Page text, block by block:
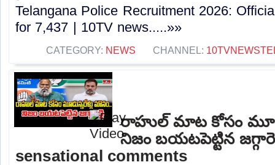
Telangana Police Recruitment 2026:
for 7,437 | 10TV news.....»»
CATEGORY: NEWS CHANNEL:
రాహుల్ మాట కోసం
నిజం బయటపెట్టిన
sensational comments